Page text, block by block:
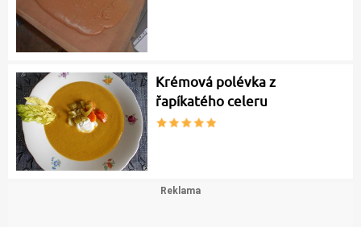
Krémová polévka z
řapíkatého celeru